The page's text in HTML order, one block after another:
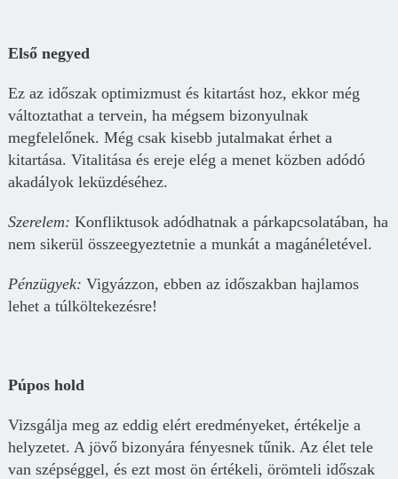
Első negyed
Ez az időszak optimizmust és kitartást hoz, ekkor még
változtathat a tervein, ha mégsem bizonyulnak
megfelelőnek. Még csak kisebb jutalmakat érhet a
kitartása. Vitalitása és ereje elég a menet közben adódó
akadályok leküzdéséhez.
Szerelem: Konfliktusok adódhatnak a párkapcsolatában, ha
nem sikerül összeegyeztetnie a munkát a magánéletével.
Pénzügyek: Vigyázzon, ebben az időszakban hajlamos
lehet a túlköltekezésre!
Púpos hold
Vizsgálja meg az eddig elért eredményeket, értékelje a
helyzetet. A jövő bizonyára fényesnek tűnik. Az élet tele
van szépséggel, és ezt most ön értékeli, örömteli időszak